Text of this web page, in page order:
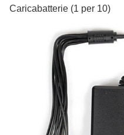
Caricabatterie (1 per 10)